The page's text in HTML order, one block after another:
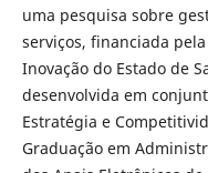
uma pesquisa sobre
serviços, financiada
Inovação do Estado de
desenvolvida em
Estratégia e
Graduação em